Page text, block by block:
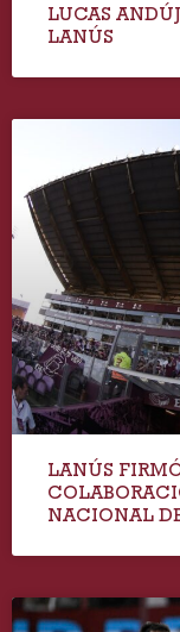
LUCAS
LANÚS
LANÚS
NACIONAL